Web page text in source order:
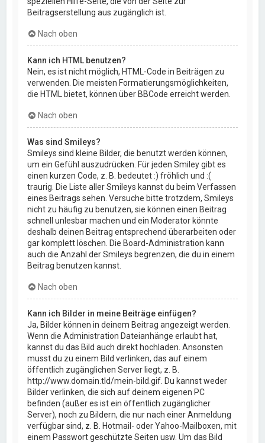
Beitragserstellung aus zugänglich ist.
Nach oben
Kann ich HTML benutzen?
Nein, es ist nicht möglich, HTML-Code in Beiträgen zu
verwenden. Die meisten Formatierungsmöglichkeiten,
die HTML bietet, können über BBCode erreicht werden.
Nach oben
Was sind Smileys?
Smileys sind kleine Bilder, die benutzt werden können,
um ein Gefühl auszudrücken. Für jeden Smiley gibt es
einen kurzen Code, z. B. bedeutet :) fröhlich und :(
traurig. Die Liste aller Smileys kannst du beim Verfassen
eines Beitrags sehen. Versuche bitte trotzdem, Smileys
nicht zu häufig zu benutzen, sie können einen Beitrag
schnell unlesbar machen und ein Moderator könnte
deshalb deinen Beitrag entsprechend überarbeiten oder
gar komplett löschen. Die Board-Administration kann
auch die Anzahl der Smileys begrenzen, die du in einem
Beitrag benutzen kannst.
Nach oben
Kann ich Bilder in meine Beiträge einfügen?
Ja, Bilder können in deinem Beitrag angezeigt werden.
Wenn die Administration Dateianhänge erlaubt hat,
kannst du das Bild auch direkt hochladen. Ansonsten
musst du zu einem Bild verlinken, das auf einem
öffentlich zugänglichen Server liegt, z. B.
http://www.domain.tld/mein-bild.gif. Du kannst weder
Bilder verlinken, die sich auf deinem eigenen PC
befinden (außer es ist ein öffentlich zugänglicher
Server), noch zu Bildern, die nur nach einer Anmeldung
verfügbar sind, z. B. Hotmail- oder Yahoo-Mailboxen, mit
einem Passwort geschützte Seiten usw. Um das Bild